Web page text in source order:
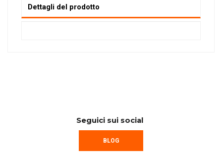
Dettagli del prodotto
Seguici sui social
BLOG